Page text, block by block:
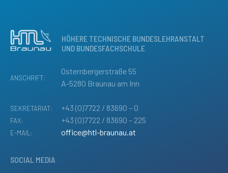
HÖHERE TECHNISCHE BUNDESLEHRANSTALT
UND BUNDESFACHSCHULE
ANSCHRIFT:
Osternbergerstraße 55
A-5280 Braunau am Inn
SEKRETARIAT: +43 (0)7722 / 83690 – 0
FAX: +43 (0)7722 / 83690 – 225
E-MAIL: office@htl-braunau.at
SOCIAL MEDIA